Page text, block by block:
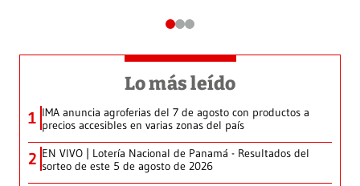
Lo más leído
1 IMA anuncia agroferias del 7 de agosto con productos a
precios accesibles en varias zonas del país
2 EN VIVO | Lotería Nacional de Panamá - Resultados del
sorteo de este 5 de agosto de 2026